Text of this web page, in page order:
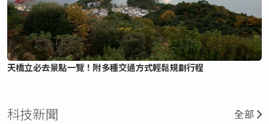
天橋立必去景點一覽！附多種交通方式輕鬆規劃行程
科技新聞 全部